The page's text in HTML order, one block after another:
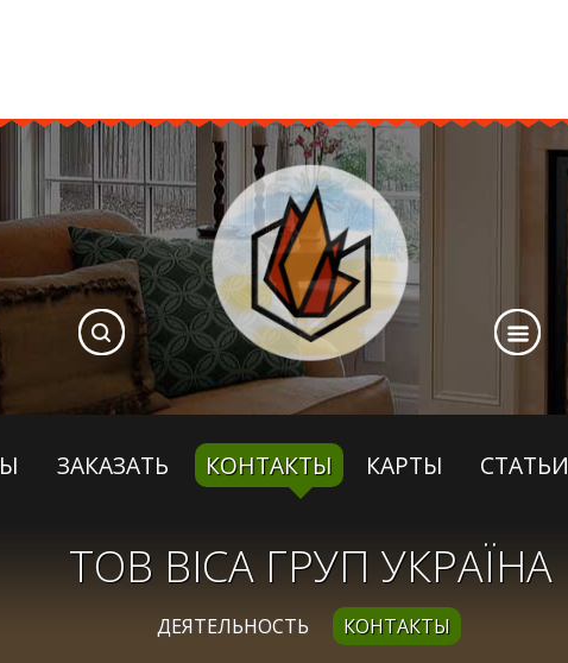
ЗАКАЗАТЬ КОНТАКТЫ КАРТЫ СТАТЬИ
ТОВ ВІСА ГРУП УКРАЇНА
ДЕЯТЕЛЬНОСТЬ КОНТАКТЫ